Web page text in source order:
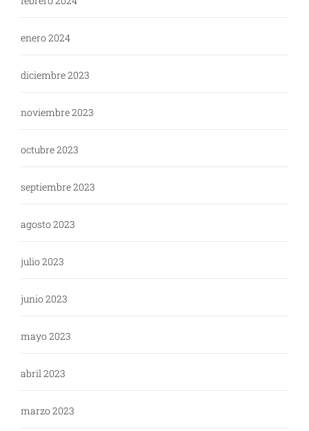
enero 2024
diciembre 2023
noviembre 2023
octubre 2023
septiembre 2023
agosto 2023
julio 2023
junio 2023
mayo 2023
abril 2023
marzo 2023